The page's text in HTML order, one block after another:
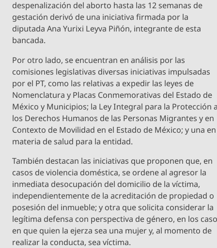
despenalización del aborto hasta las 12 semanas de
gestación derivó de una iniciativa firmada por la
diputada Ana Yurixi Leyva Piñón, integrante de esta
bancada.
Por otro lado, se encuentran en análisis por las
comisiones legislativas diversas iniciativas impulsadas
por el PT, como las relativas a expedir las leyes de
Nomenclatura y Placas Conmemorativas del Estado de
México y Municipios; la Ley Integral para la Protección
los Derechos Humanos de las Personas Migrantes y en
Contexto de Movilidad en el Estado de México; y una en
materia de salud para la entidad.
También destacan las iniciativas que proponen que, en
casos de violencia doméstica, se ordene al agresor la
inmediata desocupación del domicilio de la víctima,
independientemente de la acreditación de propiedad o
posesión del inmueble; y otra que solicita considerar la
legítima defensa con perspectiva de género, en los
en que quien la ejerza sea una mujer y, al momento de
realizar la conducta, sea víctima.